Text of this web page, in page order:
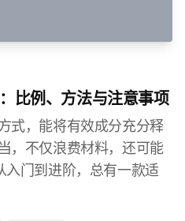
比例、方法与注意事项
式，能将有效成分充分释
，不仅浪费材料，还可能
门到进阶，总有一款适